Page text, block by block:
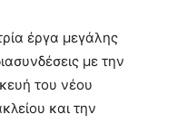
έργα μεγάλης
με την
του νέου
και την